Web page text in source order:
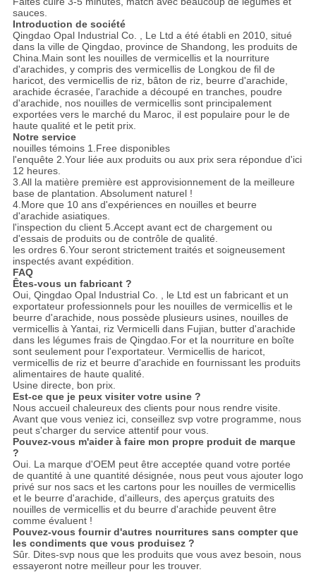
sauces.
Introduction de société
Qingdao Opal Industrial Co. , Le Ltd a été établi en 2010, situé
dans la ville de Qingdao, province de Shandong, les produits de
China.Main sont les nouilles de vermicellis et la nourriture
d'arachides, y compris des vermicellis de Longkou de fil de
haricot, des vermicellis de riz, bâton de riz, beurre d'arachide,
arachide écrasée, l'arachide a découpé en tranches, poudre
d'arachide, nos nouilles de vermicellis sont principalement
exportées vers le marché du Maroc, il est populaire pour le de
haute qualité et le petit prix.
Notre service
nouilles témoins 1.Free disponibles
l'enquête 2.Your liée aux produits ou aux prix sera répondue d'ici
12 heures.
3.All la matière première est approvisionnement de la meilleure
base de plantation. Absolument naturel !
4.More que 10 ans d'expériences en nouilles et beurre
d'arachide asiatiques.
l'inspection du client 5.Accept avant ect de chargement ou
d'essais de produits ou de contrôle de qualité.
les ordres 6.Your seront strictement traités et soigneusement
inspectés avant expédition.
FAQ
Êtes-vous un fabricant ?
Oui, Qingdao Opal Industrial Co. , le Ltd est un fabricant et un
exportateur professionnels pour les nouilles de vermicellis et le
beurre d'arachide, nous possède plusieurs usines, nouilles de
vermicellis à Yantai, riz Vermicelli dans Fujian, butter d'arachide
dans les légumes frais de Qingdao.For et la nourriture en boîte
sont seulement pour l'exportateur. Vermicellis de haricot,
vermicellis de riz et beurre d'arachide en fournissant les produits
alimentaires de haute qualité.
Usine directe, bon prix.
Est-ce que je peux visiter votre usine ?
Nous accueil chaleureux des clients pour nous rendre visite.
Avant que vous veniez ici, conseillez svp votre programme, nous
peut s'charger du service attentif pour vous.
Pouvez-vous m'aider à faire mon propre produit de marque
?
Oui. La marque d'OEM peut être acceptée quand votre portée
de quantité à une quantité désignée, nous peut vous ajouter logo
privé sur nos sacs et les cartons pour les nouilles de vermicellis
et le beurre d'arachide, d'ailleurs, des aperçus gratuits des
nouilles de vermicellis et du beurre d'arachide peuvent être
comme évaluent !
Pouvez-vous fournir d'autres nourritures sans compter que
les condiments que vous produisez ?
Sûr. Dites-svp nous que les produits que vous avez besoin, nous
essayeront notre meilleur pour les trouver.